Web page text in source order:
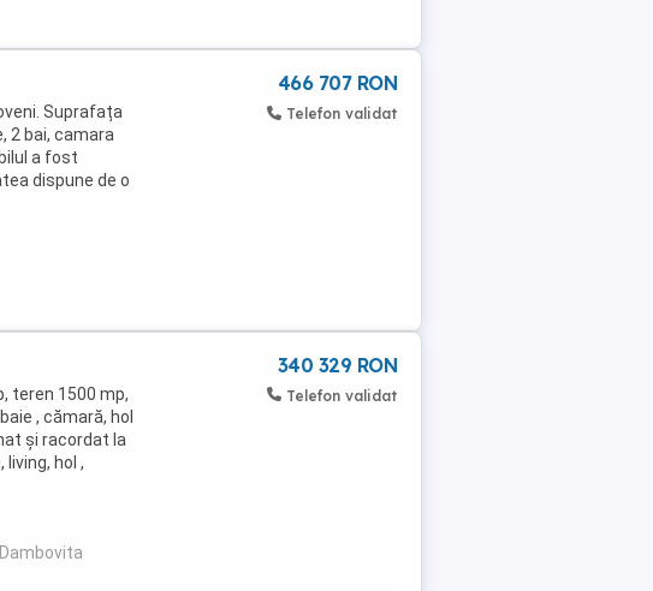
Suprafața
2 bai, camara
a fost
dispune de o
466 707 RON
Telefon validat
teren 1500 mp,
, cămară, hol
și racordat la
hol ,
340 329 RON
Telefon validat